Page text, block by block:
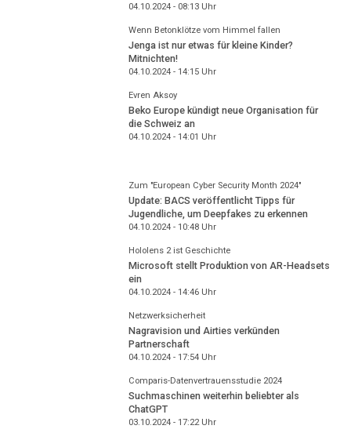
04.10.2024 - 08:13Uhr
Wenn Betonklötze vom Himmel fallen
Jenga ist nur etwas für kleine Kinder?
Mitnichten!
04.10.2024 - 14:15Uhr
Evren Aksoy
Beko Europe kündigt neue Organisation für
die Schweiz an
04.10.2024 - 14:01 Uhr
Zum "European Cyber Security Month 2024"
Update: BACS veröffentlicht Tipps für
Jugendliche, um Deepfakes zu erkennen
04.10.2024 - 10:48Uhr
Hololens 2 ist Geschichte
Microsoft stellt Produktion von AR-Headsets
ein
04.10.2024 - 14:46Uhr
Netzwerksicherheit
Nagravision und Airties verkünden
Partnerschaft
04.10.2024 - 17:54Uhr
Comparis-Datenvertrauensstudie 2024
Suchmaschinen weiterhin beliebter als
ChatGPT
03.10.2024 - 17:22Uhr